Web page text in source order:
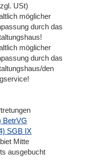
USt)
möglicher
durch das
möglicher
durch das
den
BetrVG
SGB IX
Mitte
ausgebucht